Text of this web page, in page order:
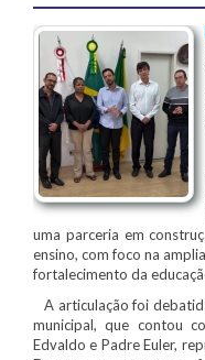
uma parceria em
ensino, com foco na
fortalecimento da
A articulação foi
municipal, que contou
Edvaldo e Padre Euler,